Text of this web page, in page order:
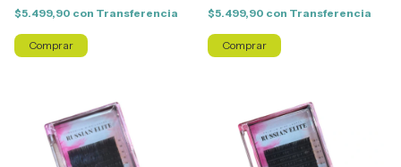
$5.499,90 con Transferencia $5.499,90 con Transferencia